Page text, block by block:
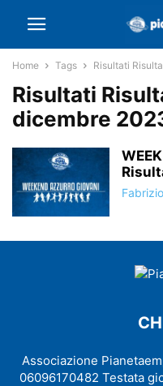
Home Tags Risultati
Risultati
dicembre
Associazione
06096170482 Testata